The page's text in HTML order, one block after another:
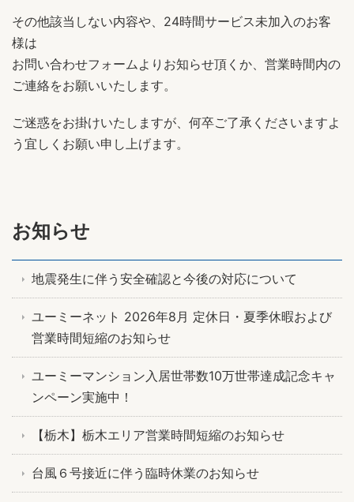
その他該当しない内容や、24時間サービス未加入のお客
様は
お問い合わせフォームよりお知らせ頂くか、営業時間内の
ご連絡をお願いいたします。
ご迷惑をお掛けいたしますが、何卒ご了承くださいますよ
う宜しくお願い申し上げます。
お知らせ
地震発生に伴う安全確認と今後の対応について
ユーミーネット 2026年8月 定休日・夏季休暇および
営業時間短縮のお知らせ
ユーミーマンション入居世帯数10万世帯達成記念キャ
ンペーン実施中！
【栃木】栃木エリア営業時間短縮のお知らせ
台風６号接近に伴う臨時休業のお知らせ